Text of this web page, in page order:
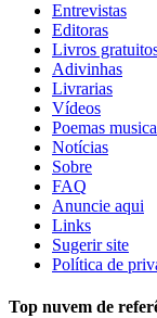
Entrevistas
Editoras
Livros
Adivinhas
Livrarias
Vídeos
Poemas
Notícias
Sobre
FAQ
Anuncie aqui
Links
Sugerir site
Política de
Top nuvem de